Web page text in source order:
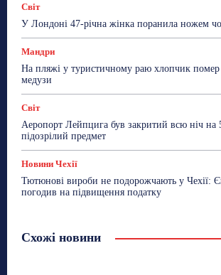
Світ
У Лондоні 47-річна жінка поранила ножем
Мандри
На пляжі у туристичному раю хлопчик помер
медузи
Світ
Аеропорт Лейпцига був закритий всю ніч на
підозрілий предмет
Новини Чехії
Тютюнові вироби не подорожчають у Чехії:
погодив на підвищення податку
Схожі новини